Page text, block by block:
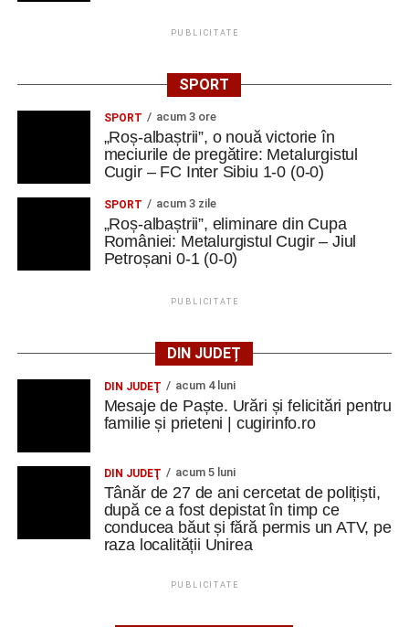
PUBLICITATE
SPORT
SPORT acum 3 ore
„Roș-albaștrii”, o nouă victorie în
meciurile de pregătire: Metalurgistul
Cugir – FC Inter Sibiu 1-0 (0-0)
SPORT acum 3 zile
„Roș-albaștrii”, eliminare din Cupa
României: Metalurgistul Cugir – Jiul
Petroșani 0-1 (0-0)
PUBLICITATE
DIN JUDEȚ
DIN JUDEŢ acum 4 luni
Mesaje de Paște. Urări și felicitări pentru
familie și prieteni | cugirinfo.ro
DIN JUDEŢ acum 5 luni
Tânăr de 27 de ani cercetat de polițiști,
după ce a fost depistat în timp ce
conducea băut și fără permis un ATV, pe
raza localității Unirea
PUBLICITATE